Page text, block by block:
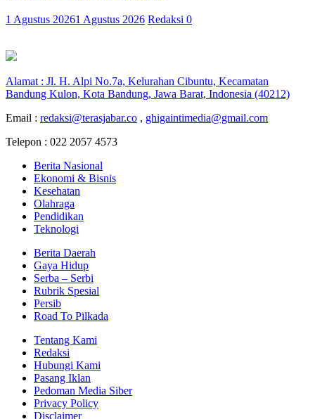
1 Agustus 20261 Agustus 2026 Redaksi 0
Alamat : Jl. H. Alpi No.7a, Kelurahan Cibuntu, Kecamatan
Bandung Kulon, Kota Bandung, Jawa Barat, Indonesia (40212)
Email : redaksi@terasjabar.co , ghigaintimedia@gmail.com
Telepon : 022 2057 4573
Berita Nasional
Ekonomi & Bisnis
Kesehatan
Olahraga
Pendidikan
Teknologi
Berita Daerah
Gaya Hidup
Serba – Serbi
Rubrik Spesial
Persib
Road To Pilkada
Tentang Kami
Redaksi
Hubungi Kami
Pasang Iklan
Pedoman Media Siber
Privacy Policy
Disclaimer